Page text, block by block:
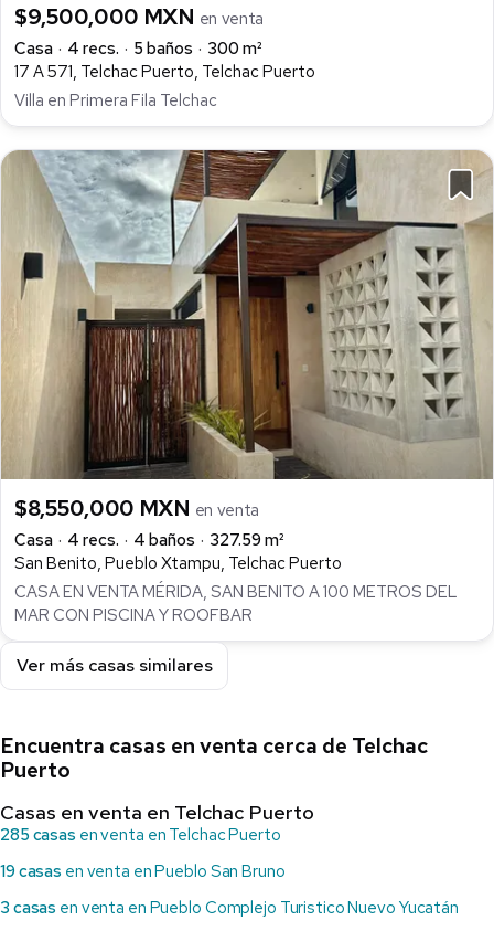
$9,500,000 MXN en venta
Casa
4 recs. 5 baños
300 m²
17 A 571, Telchac Puerto, Telchac Puerto
Villa en Primera Fila Telchac
$8,550,000 MXN en venta
Casa
4 recs. 4 baños
327.59 m²
San Benito, Pueblo Xtampu, Telchac Puerto
CASA EN VENTA MÉRIDA, SAN BENITO A 100 METROS DEL
MAR CON PISCINA Y ROOFBAR
Ver más casas similares
Encuentra casas en venta cerca de Telchac
Puerto
Casas en venta en Telchac Puerto
285 casas en venta en Telchac Puerto
19 casas en venta en Pueblo San Bruno
3 casas en venta en Pueblo Complejo Turistico Nuevo Yucatán